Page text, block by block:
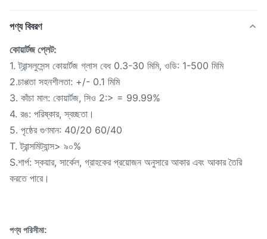
পণ্য বিবরণ
কোয়ার্টজ প্লেট:
1. ট্রান্সলুসেন্স কোয়ার্টজ গ্লাস বেধ 0.3-30 মিমি, ওডি: 1-500 মিমি
2.চাপ্পতা সহনশীলতা: +/- 0.1 মিমি
3. কাঁচা মাল: কোয়ার্টজ, সিও 2:> = 99.99%
4. রঙ: পরিষ্কার, স্বচ্ছতা।
5. পৃষ্ঠের গুণমান: 40/20 60/40
T. ট্রান্সমিট্যান্স> ৯০%
S.শার্প: স্কয়ার, সার্কেল, গ্রাহকের প্রয়োজন অনুসারে আকার এবং আকার তৈরি
করতে পারে।
পণ্য পরিসীমা: